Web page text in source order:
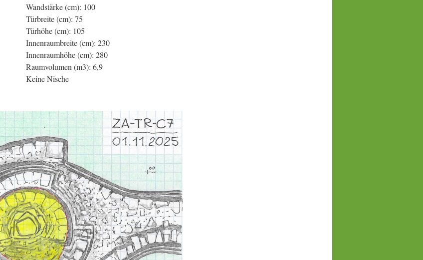
Wandstärke (cm): 100
Türbreite (cm): 75
Türhöhe (cm): 105
Innenraumbreite (cm): 230
Innenraumhöhe (cm): 280
Raumvolumen (m3): 6,9
Keine Nische